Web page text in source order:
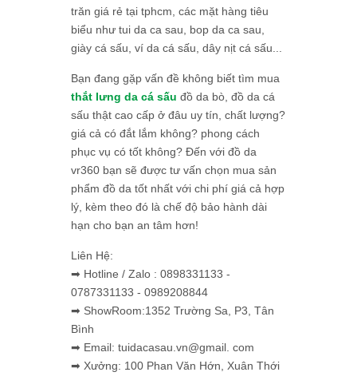
trăn giá rẻ tại tphcm, các mặt hàng tiêu
biểu như tui da ca sau, bop da ca sau,
giày cá sấu, ví da cá sấu, dây nịt cá sấu...
Bạn đang gặp vấn đề không biết tìm mua
thắt lưng da cá sấu đồ da bò, đồ da cá
sấu thật cao cấp ở đâu uy tín, chất lượng?
giá cả có đắt lắm không? phong cách
phục vụ có tốt không? Đến với đồ da
vr360 bạn sẽ được tư vấn chọn mua sản
phẩm đồ da tốt nhất với chi phí giá cả hợp
lý, kèm theo đó là chế độ bảo hành dài
hạn cho bạn an tâm hơn!
Liên Hệ:
➡ Hotline / Zalo : 0898331133 -
0787331133 - 0989208844
➡ ShowRoom:1352 Trường Sa, P3, Tân
Bình
➡ Email: tuidacasau.vn@gmail. com
➡ Xưởng: 100 Phan Văn Hớn, Xuân Thới